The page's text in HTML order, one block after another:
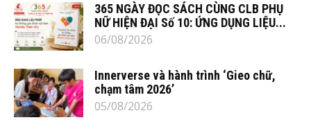
365 NGÀY ĐỌC SÁCH CÙNG CLB PHỤ
NỮ HIỆN ĐẠI Số 10: ỨNG DỤNG LIỆU...
06/08/2026
Innerverse và hành trình ‘Gieo chữ,
chạm tâm 2026’
05/08/2026